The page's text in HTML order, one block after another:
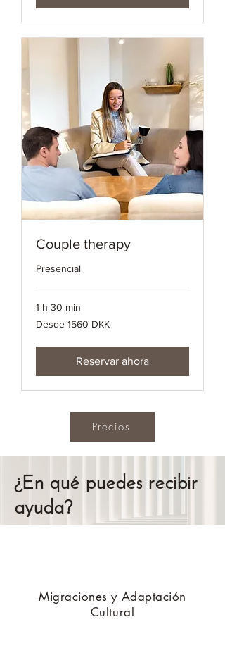
Couple therapy
Presencial
1 h 30 min
Desde
1560
Desde 1560 DKK
Reservar ahora
Precios
¿En qué puedes recibir
ayuda?
Migraciones y Adaptación
Cultural